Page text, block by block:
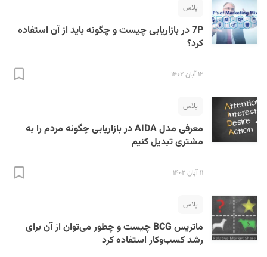
پلاس
7P در بازاریابی چیست و چگونه باید از آن استفاده
کرد؟
۱۲ آبان ۱۴۰۲
پلاس
معرفی مدل AIDA در بازاریابی چگونه مردم را به
مشتری تبدیل کنیم
۱۱ آبان ۱۴۰۲
پلاس
ماتریس BCG چیست و چطور می‌توان از آن برای
رشد کسب‌وکار استفاده کرد